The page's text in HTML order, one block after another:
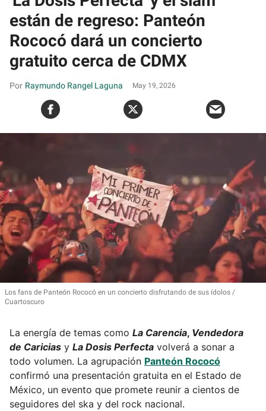
están de regreso: Panteón
Rococó dará un concierto
gratuito cerca de CDMX
Raymundo Rangel Laguna May 19, 2026
Los fans de Panteón Rococó en un concierto disfrutando de sus ídolos
Cuartoscuro
La energía de temas como La Carencia, Vendedora
de Caricias y La Dosis Perfecta volverá a sonar a
todo volumen. La agrupación Panteón Rococó
confirmó una presentación gratuita en el Estado de
México, un evento que promete reunir a cientos de
seguidores del ska y del rock nacional.